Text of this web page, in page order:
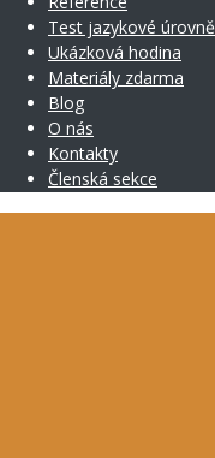
Test jazykové úrovně
Ukázková hodina
Materiály zdarma
Blog
O nás
Kontakty
Členská sekce